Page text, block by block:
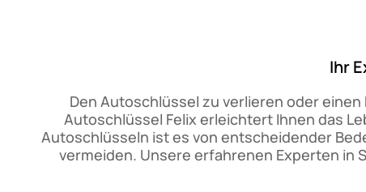
Ihr
Den Autoschlüssel zu verlieren oder
Autoschlüssel Felix erleichtert Ihnen das
Autoschlüsseln ist es von entscheidender
vermeiden. Unsere erfahrenen Experten in